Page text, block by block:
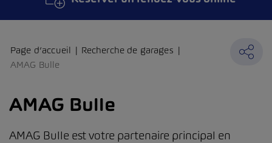
Page d’accueil
Recherche de garages
AMAG Bulle
AMAG Bulle
AMAG Bulle est votre partenaire principal en